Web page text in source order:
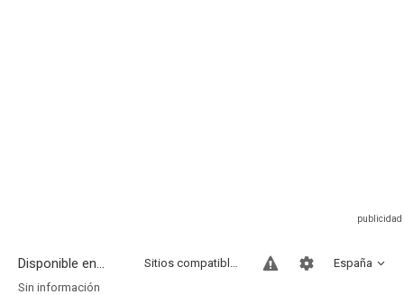
Disponible en... España
Sitios compatibles
Sin información